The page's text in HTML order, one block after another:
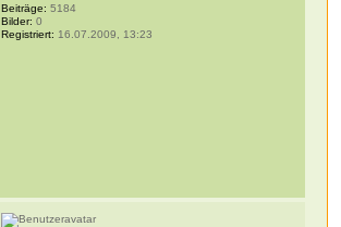
Beiträge: 5184
Bilder: 0
Registriert: 16.07.2009, 13:23